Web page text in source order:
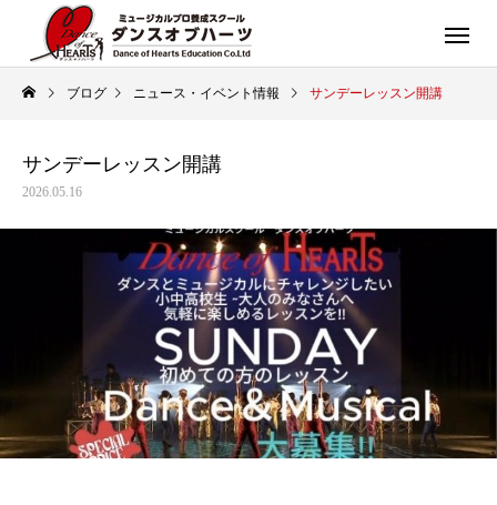
ブログ ニュース・イベント情報 サンデーレッスン開講
サンデーレッスン開講
2026.05.16